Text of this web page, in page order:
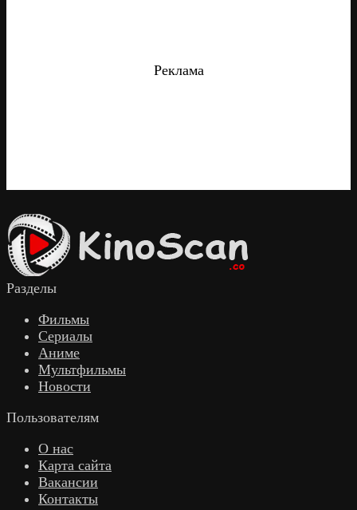
Реклама
Разделы
Фильмы
Сериалы
Аниме
Мультфильмы
Новости
Пользователям
О нас
Карта сайта
Вакансии
Контакты